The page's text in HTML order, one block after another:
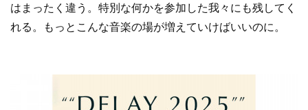
はまったく違う。特別な何かを参加した我々にも残してく
れる。もっとこんな音楽の場が増えていけばいいのに。